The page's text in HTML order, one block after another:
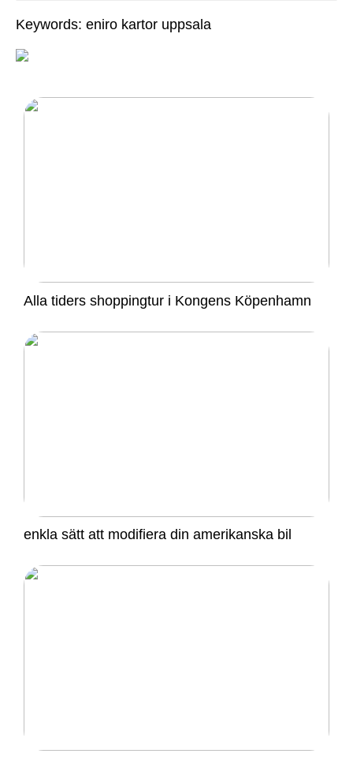
Keywords: eniro kartor uppsala
Alla tiders shoppingtur i Kongens Köpenhamn
enkla sätt att modifiera din amerikanska bil